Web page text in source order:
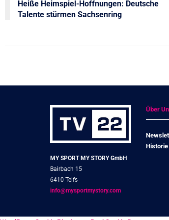
Heiße Heimspiel-Hoffnungen: Deutsche
Talente stürmen Sachsenring
MY SPORT MY STORY GmbH
Bairbach 15
6410 Telfs
info@mysportmystory.com
Über